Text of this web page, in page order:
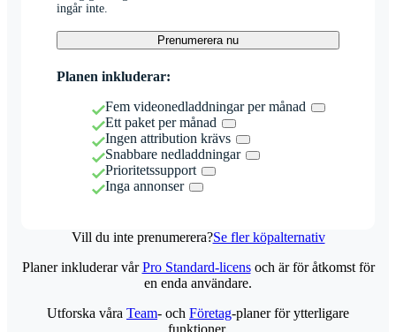
ingår inte.
Prenumerera nu
Planen inkluderar:
Fem videonedladdningar per månad
Ett paket per månad
Ingen attribution krävs
Snabbare nedladdningar
Prioritetssupport
Inga annonser
Vill du inte prenumerera?Se fler köpalternativ
Planer inkluderar vårPro Standard-licensoch är för åtkomst för
en enda användare.
Utforska våra Team- och Företag-planer för ytterligare
funktioner.